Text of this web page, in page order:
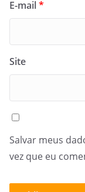
E-mail*
Site
Salvar meus
vez que eu